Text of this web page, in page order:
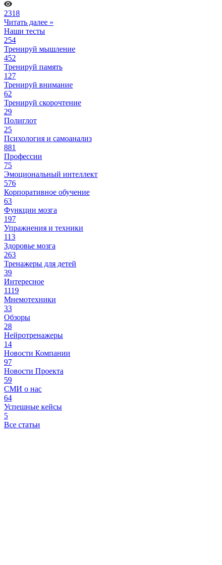
2318
Читать далее »
Наши тесты
254
Тренируй мышление
452
Тренируй память
127
Тренируй внимание
62
Тренируй скорочтение
29
Полиглот
25
Психология и самоанализ
881
Профессии
75
Эмоциональный интеллект
576
Корпоративное обучение
63
Функции мозга
197
Упражнения и техники
113
Здоровье мозга
263
Тренажеры для детей
39
Интересное
1119
Мнемотехники
33
Обзоры
28
Нейротренажеры
14
Новости Компании
97
Новости Проекта
59
СМИ о нас
64
Успешные кейсы
5
Все статьи